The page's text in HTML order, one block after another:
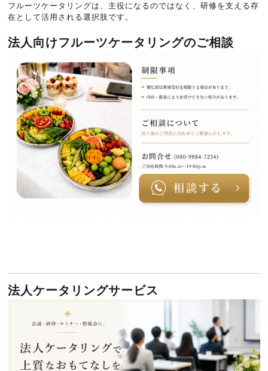
フルーツケータリングは、主役になるのではなく、研修を支える存
在として活用される選択肢です。
法人向けフルーツケータリングのご相談
法人ケータリングサービス